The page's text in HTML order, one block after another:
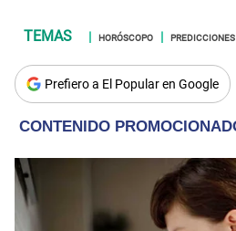
HORÓSCOPO PREDICCIONES
Prefiero a El Popular en Google